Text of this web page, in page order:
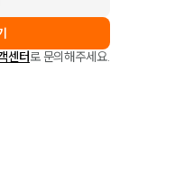
센터로 문의해주세요.